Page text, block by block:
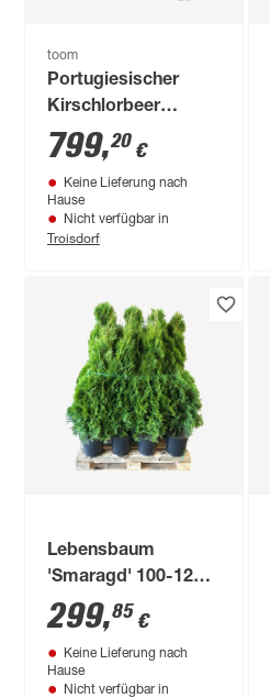
toom
Portugiesischer
Kirschlorbeer
'Angustifolia' 60-70
cm, 80 Stück
799,20 €
Keine Lieferung nach
Hause
Nicht verfügbar in
Troisdorf
Lebensbaum
'Smaragd' 100-120
cm 15 Stück
299,85 €
Keine Lieferung nach
Hause
Nicht verfügbar in